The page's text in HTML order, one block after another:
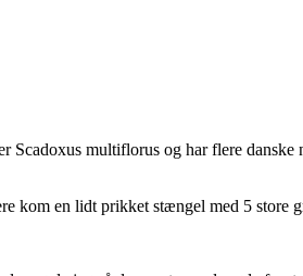
Scadoxus multiflorus og har flere
kom en lidt prikket stængel med 5 store